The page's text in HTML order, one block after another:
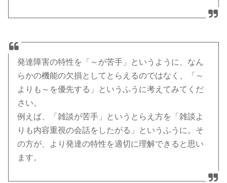
発達障害の特性を「～が苦手」というように、なん
らかの機能の欠損としてとらえるのではなく、「～
よりも～を優先する」というふうに考えてみてくだ
さい。
例えば、「雑談が苦手」というとらえ方を「雑談よ
りも内容重視の会話をしたがる」というふうに。そ
の方が、より発達の特性を適切に理解できると思い
ます。